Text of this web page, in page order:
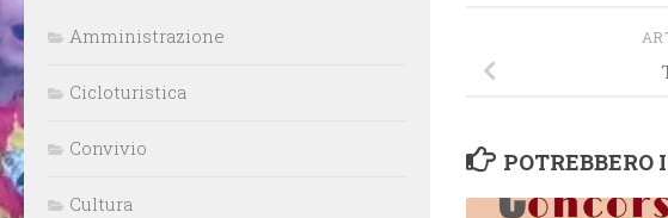
POTREBBERO
Amministrazione
Cicloturistica
Convivio
Cultura